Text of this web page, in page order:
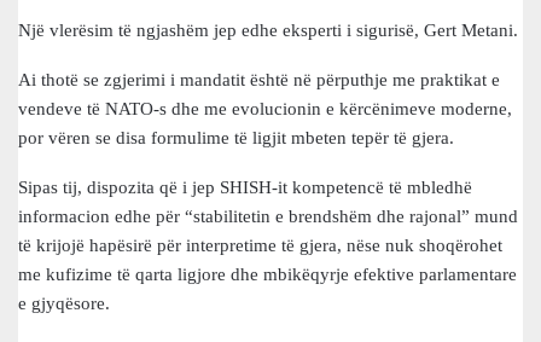
Një vlerësim të ngjashëm jep edhe eksperti i sigurisë, Gert Metani.
Ai thotë se zgjerimi i mandatit është në përputhje me praktikat e
vendeve të NATO-s dhe me evolucionin e kërcënimeve moderne,
por vëren se disa formulime të ligjit mbeten tepër të gjera.
Sipas tij, dispozita që i jep SHISH-it kompetencë të mbledhë
informacion edhe për “stabilitetin e brendshëm dhe rajonal” mund
të krijojë hapësirë për interpretime të gjera, nëse nuk shoqërohet
me kufizime të qarta ligjore dhe mbikëqyrje efektive parlamentare
e gjyqësore.